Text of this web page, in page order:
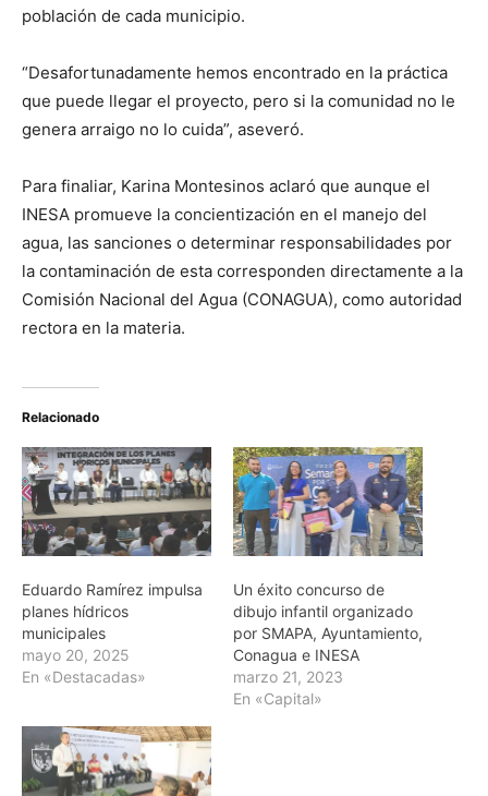
población de cada municipio.
“Desafortunadamente hemos encontrado en la práctica
que puede llegar el proyecto, pero si la comunidad no le
genera arraigo no lo cuida”, aseveró.
Para finaliar, Karina Montesinos aclaró que aunque el
INESA promueve la concientización en el manejo del
agua, las sanciones o determinar responsabilidades por
la contaminación de esta corresponden directamente a la
Comisión Nacional del Agua (CONAGUA), como autoridad
rectora en la materia.
Relacionado
Eduardo Ramírez impulsa
planes hídricos
municipales
mayo 20, 2025
En «Destacadas»
Un éxito concurso de
dibujo infantil organizado
por SMAPA, Ayuntamiento,
Conagua e INESA
marzo 21, 2023
En «Capital»